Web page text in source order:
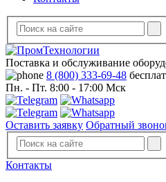
Поставка и обслуживание
8 (800) 333-69-48
Пн. - Пт. 8:00 - 17:00 Мск
Оставить заявку Обратный
Контакты